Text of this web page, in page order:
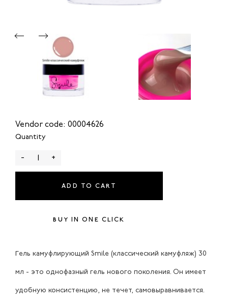
Vendor code: 00004626
Quantity
- +
ADD TO CART
BUY IN ONE CLICK
Гель камуфлирующий Smile (классический камуфляж) 30
мл - это однофазный гель нового поколения. Он имеет
удобную консистенцию, не течет, самовыравнивается.